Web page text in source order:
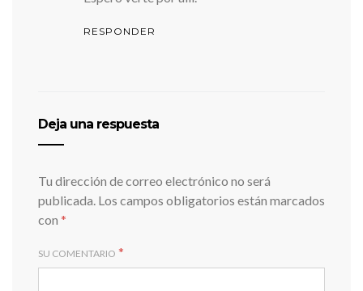
RESPONDER
Deja una respuesta
Tu dirección de correo electrónico no será
publicada. Los campos obligatorios están marcados
con *
SU COMENTARIO *